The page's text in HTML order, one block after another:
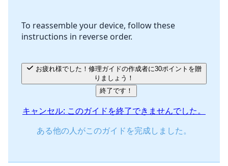
キャンセル
To reassemble your device, follow these
instructions in reverse order.
りましょう！
終了です！
キャンセル: このガイドを終了できませんでした。
ある他の人がこのガイドを完成しました。